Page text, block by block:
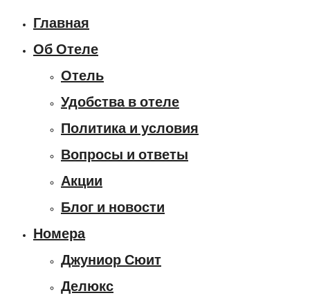
Главная
Об Отеле
Отель
Удобства в отеле
Политика и условия
Вопросы и ответы
Акции
Блог и новости
Номера
Джуниор Сюит
Делюкс